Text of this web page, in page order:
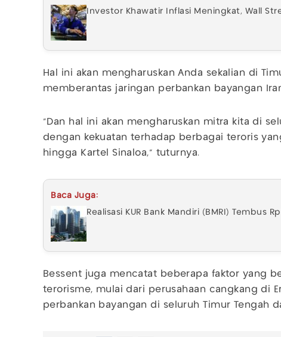
Investor Khawatir Inflasi Meningkat, Wall
Hal ini akan mengharuskan Anda sekalian di
memberantas jaringan perbankan bayangan
"Dan hal ini akan mengharuskan mitra kita di
dengan kekuatan terhadap berbagai teroris
hingga Kartel Sinaloa," tuturnya.
Baca Juga:
Realisasi KUR Bank Mandiri (BMRI) Tembus
Bessent juga mencatat beberapa faktor yang
terorisme, mulai dari perusahaan cangkang di
perbankan bayangan di seluruh Timur Tengah